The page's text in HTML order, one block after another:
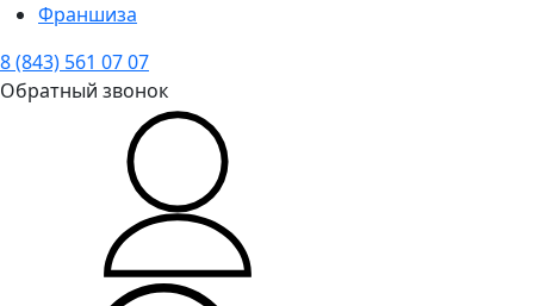
Франшиза
8 (843) 561 07 07
Обратный звонок